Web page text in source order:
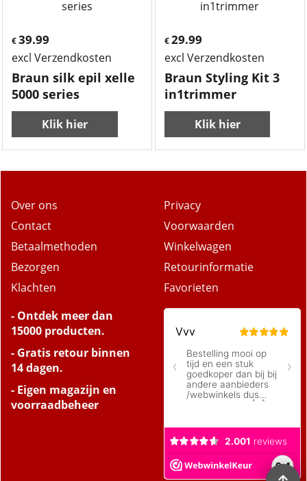
€ 39.99
excl Verzendkosten
Braun silk epil xelle
5000 series
Klik hier
€29.99
excl Verzendkosten
Braun Styling Kit 3
in1trimmer
Klik hier
Over ons
Contact
Betaalmethoden
Bezorgen
Klachten
Privacy
Voorwaarden
Winkelwagen
Retourinformatie
Favorieten
- Ontdek meer dan
15000 producten.
- Gratis retour binnen
14 dagen.
- Eigen magazijn en
voorraadbeheer